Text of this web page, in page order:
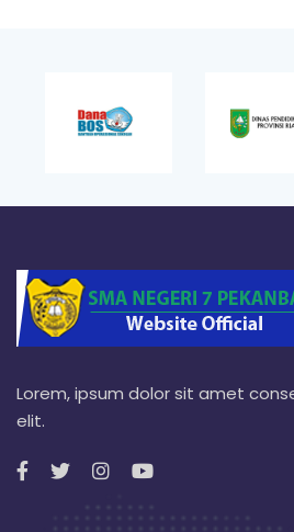
Lorem, ipsum dolor sit amet
elit.